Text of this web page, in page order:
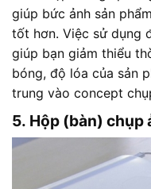
giúp bức ảnh sản
tốt hơn. Việc sử dụng
giúp bạn giảm thiểu
bóng, độ lóa của sản
trung vào concept
5. Hộp (bàn) chụp